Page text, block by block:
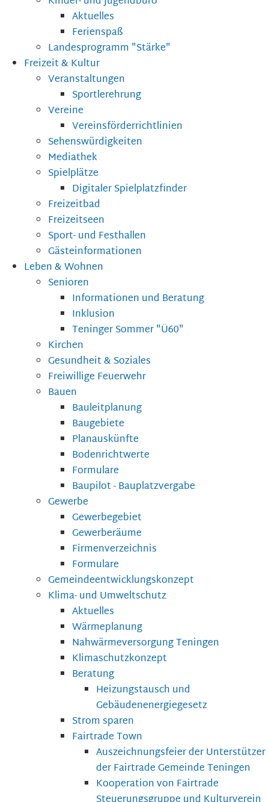
Aktuelles
Ferienspaß
Landesprogramm "Stärke"
Freizeit & Kultur
Veranstaltungen
Sportlerehrung
Vereine
Vereinsförderrichtlinien
Sehenswürdigkeiten
Mediathek
Spielplätze
Digitaler Spielplatzfinder
Freizeitbad
Freizeitseen
Sport- und Festhallen
Gästeinformationen
Leben & Wohnen
Senioren
Informationen und Beratung
Inklusion
Teninger Sommer "Ü60"
Kirchen
Gesundheit & Soziales
Freiwillige Feuerwehr
Bauen
Bauleitplanung
Baugebiete
Planauskünfte
Bodenrichtwerte
Formulare
Baupilot - Bauplatzvergabe
Gewerbe
Gewerbegebiet
Gewerberäume
Firmenverzeichnis
Formulare
Gemeindeentwicklungskonzept
Klima- und Umweltschutz
Aktuelles
Wärmeplanung
Nahwärmeversorgung Teningen
Klimaschutzkonzept
Beratung
Heizungstausch und
Gebäudenenergiegesetz
Strom sparen
Fairtrade Town
Auszeichnungsfeier der Unterstützer
der Fairtrade Gemeinde Teningen
Kooperation von Fairtrade